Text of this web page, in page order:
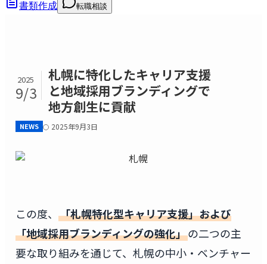
書類作成 転職相談
2025
9/3
札幌に特化したキャリア支援
と地域採用ブランディングで
地方創生に貢献
NEWS 2025年9月3日
この度、 「札幌特化型キャリア支援」および
「地域採用ブランディングの強化」の二つの主
要な取り組みを通じて、札幌の中小・ベンチャー